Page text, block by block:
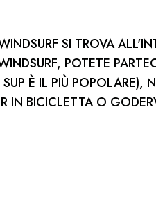
SI TROVA
POTETE
È IL PIÙ POPOLARE),
IN BICICLETTA O